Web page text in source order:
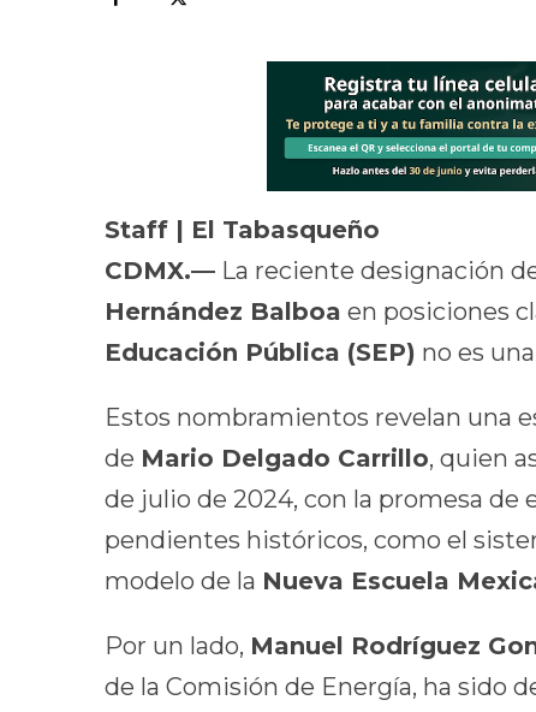
Staff | El Tabasqueño
CDMX.— La reciente designación
Hernández Balboa en posiciones
Educación Pública (SEP) no es
Estos nombramientos revelan una
de Mario Delgado Carrillo, quien
de julio de 2024, con la promesa de
pendientes históricos, como el
modelo de la Nueva Escuela
Por un lado, Manuel Rodríguez
de la Comisión de Energía, ha sido